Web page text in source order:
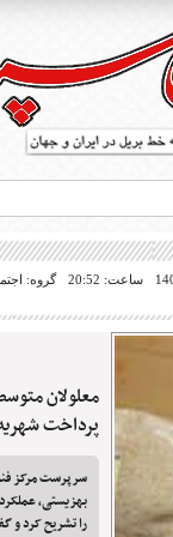
ساعت: 20:52 گروه:
معلولان
پرداخت
سرپرست مرکز
را تشریح کرد و